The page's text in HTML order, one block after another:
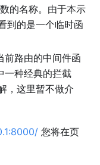
的名称。由于本示
到的是一个临时函
前路由的中间件函
一种经典的拦截
，这里暂不做介
您将在页